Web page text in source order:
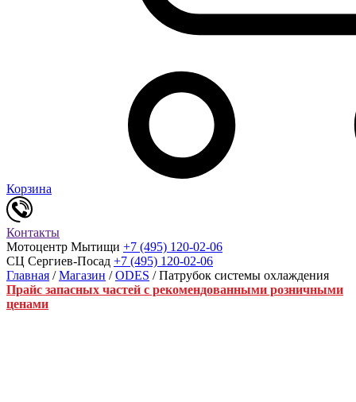
Корзина
Контакты
Мотоцентр Мытищи +7 (495) 120-02-06
СЦ Сергиев-Посад +7 (495) 120-02-06
Главная /Магазин /ODES / Патрубок системы охлаждения
Прайс запасных частей с рекомендованными розничными
ценами